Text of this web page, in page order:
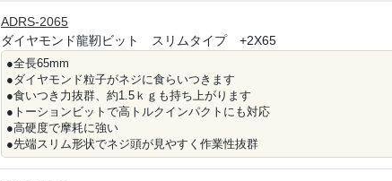
ADRS-2065
ダイヤモンド龍靭ビット スリムタイプ +2X65
●全長65mm
●ダイヤモンド粒子がネジに食らいつきます
●食いつき力抜群、約1.5ｋｇも持ち上がります
●トーションビットで高トルクインパクトにも対応
●高硬度で摩耗に強い
●先端スリム形状でネジ頭が見やすく作業性抜群